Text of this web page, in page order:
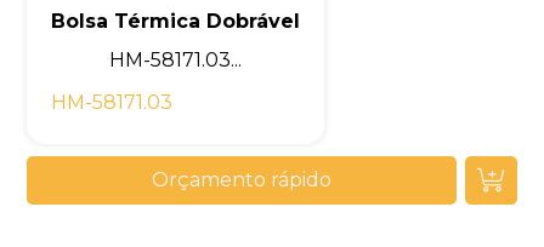
Bolsa Térmica Dobrável
HM-58171.03...
HM-58171.03
Orçamento rápido